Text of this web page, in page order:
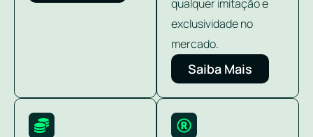
qualquer imitação e
exclusividade no
mercado.
Saiba Mais